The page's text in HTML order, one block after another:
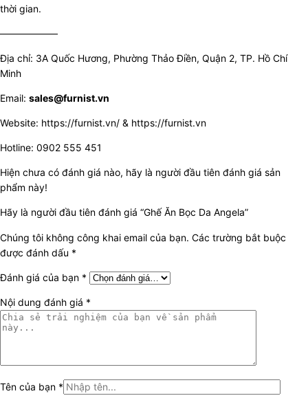
thời gian.
——————
Địa chỉ: 3A Quốc Hương, Phường Thảo Điền, Quận 2, TP. Hồ Chí
Minh
Email: sales@furnist.vn
Website: https://furnist.vn/ & https://furnist.vn
Hotline: 0902 555 451
Hiện chưa có đánh giá nào, hãy là người đầu tiên đánh giá sản
phẩm này!
Hãy là người đầu tiên đánh giá “Ghế Ăn Bọc Da Angela”
Chúng tôi không công khai email của bạn. Các trường bắt buộc
được đánh dấu *
Đánh giá của bạn *
Nội dung đánh giá *
Tên của bạn *